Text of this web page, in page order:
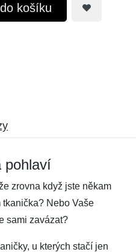
košíku
pohlaví
zrovna když jste někam
Nebo Vaše
sami zavázat?
u kterých stačí jen